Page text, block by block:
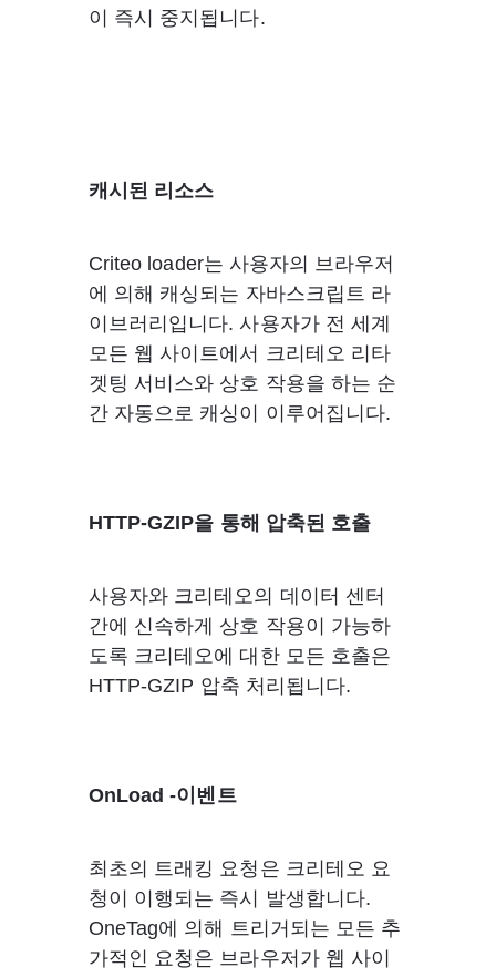
이 즉시 중지됩니다.
캐시된 리소스
Criteo loader는 사용자의 브라우저
에 의해 캐싱되는 자바스크립트 라
이브러리입니다. 사용자가 전 세계
모든 웹 사이트에서 크리테오 리타
겟팅 서비스와 상호 작용을 하는 순
간 자동으로 캐싱이 이루어집니다.
HTTP-GZIP을 통해 압축된 호출
사용자와 크리테오의 데이터 센터
간에 신속하게 상호 작용이 가능하
도록 크리테오에 대한 모든 호출은
HTTP-GZIP 압축 처리됩니다.
OnLoad -이벤트
최초의 트래킹 요청은 크리테오 요
청이 이행되는 즉시 발생합니다.
OneTag에 의해 트리거되는 모든 추
가적인 요청은 브라우저가 웹 사이